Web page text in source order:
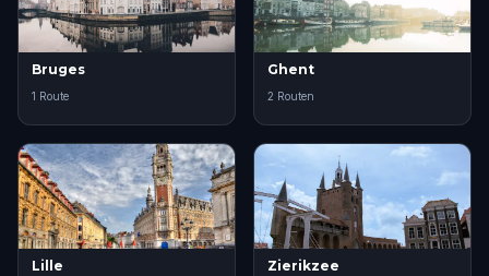
Bruges
1 Route
Ghent
2 Routen
Lille Zierikzee